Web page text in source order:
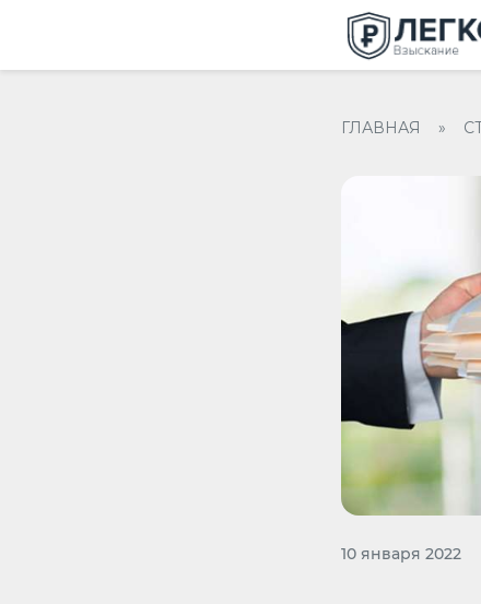
ГЛАВНАЯ »
10 января 2022